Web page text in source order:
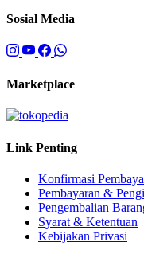
Sosial Media
Marketplace
Link Penting
Konfirmasi
Pembayaran &
Pengembalian
Syarat & Ketentuan
Kebijakan Privasi